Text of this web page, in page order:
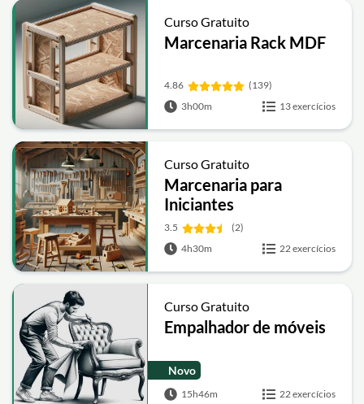
Curso Gratuito
Marcenaria Rack MDF
4.86
(139)
3h00m
13 exercícios
Curso Gratuito
Marcenaria para
Iniciantes
3.5
(2)
4h30m
22 exercícios
Curso Gratuito
Empalhador de móveis
Novo
15h46m 22 exercícios